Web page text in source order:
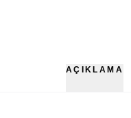
AÇIKLAMA